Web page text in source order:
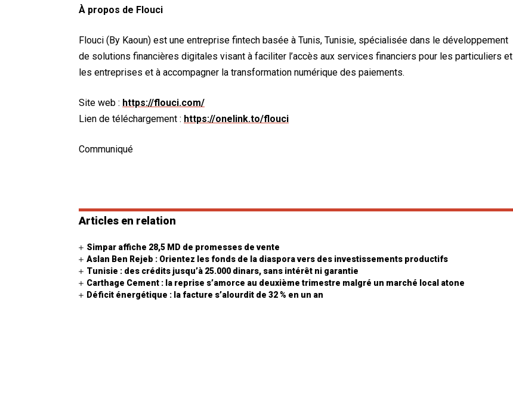
À propos de Flouci
Flouci (By Kaoun) est une entreprise fintech basée à Tunis, Tunisie, spécialisée dans le développement
de solutions financières digitales visant à faciliter l’accès aux services financiers pour les particuliers et
les entreprises et à accompagner la transformation numérique des paiements.
Site web : https://flouci.com/
Lien de téléchargement : https://onelink.to/flouci
Communiqué
Articles en relation
Simpar affiche 28,5 MD de promesses de vente
Aslan Ben Rejeb : Orientez les fonds de la diaspora vers des investissements productifs
Tunisie : des crédits jusqu’à 25.000 dinars, sans intérêt ni garantie
Carthage Cement : la reprise s’amorce au deuxième trimestre malgré un marché local atone
Déficit énergétique : la facture s’alourdit de 32 % en un an